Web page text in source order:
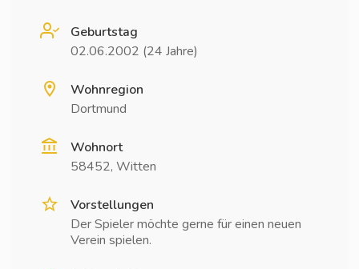
Geburtstag
02.06.2002 (24 Jahre)
Wohnregion
Dortmund
Wohnort
58452, Witten
Vorstellungen
Der Spieler möchte gerne für einen neuen
Verein spielen.